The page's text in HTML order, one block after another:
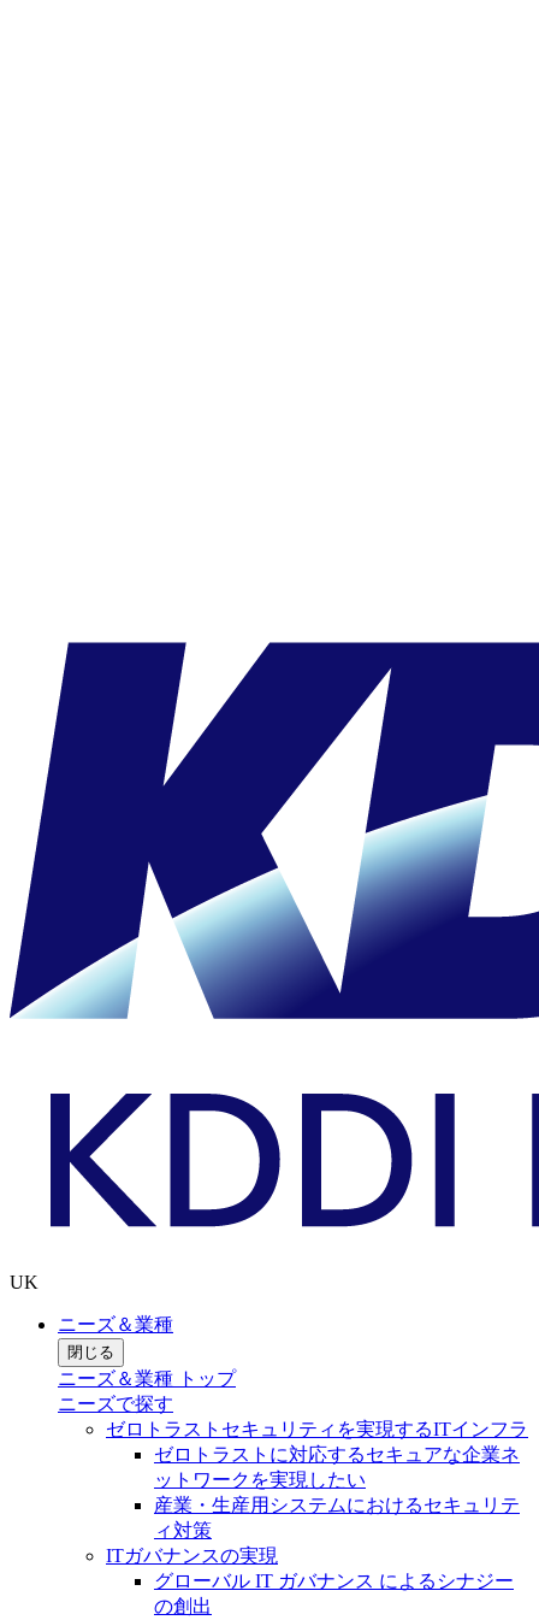
UK
ニーズ＆業種
閉じる
ニーズ＆業種 トップ
ニーズで探す
ゼロトラストセキュリティを実現するITインフラ
ゼロトラストに対応するセキュアな企業ネ
ットワークを実現したい
産業・生産用システムにおけるセキュリテ
ィ対策
ITガバナンスの実現
グローバル IT ガバナンス によるシナジー
の創出